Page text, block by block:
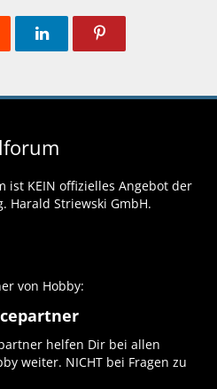
ist KEIN offizielles Angebot der
Harald Striewski GmbH.
von Hobby:
helfen Dir bei allen
weiter. NICHT bei Fragen zu